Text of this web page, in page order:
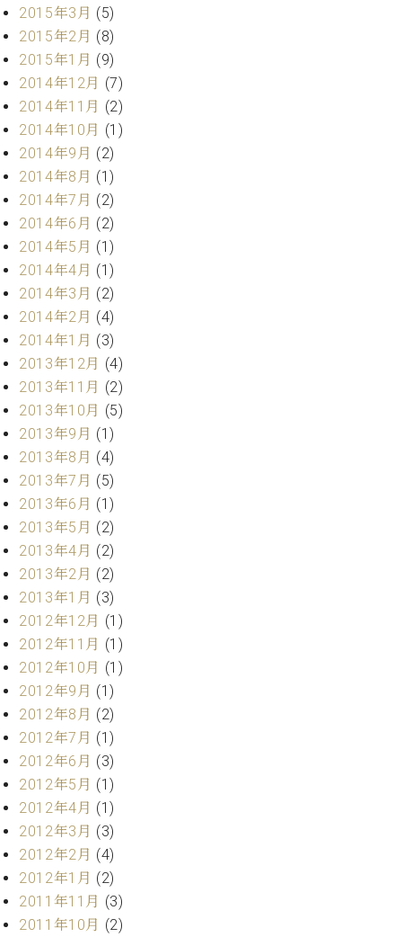
工
房
ロ
グ
ア
ク
セ
お
問
い
合
わ
せ
ア
ー
ィ
ス
ト
カ
ス
タ
マ
ー
サ
ー
ビ
ス
(
調
律
ア
タ
ー
サ
ー
ビ
ス
律)
調
2015年3月 (5)
2015年2月 (8)
2015年1月 (9)
2014年12月 (7)
2014年11月 (2)
2014年10月 (1)
2014年9月 (2)
2014年8月 (1)
2014年7月 (2)
2014年6月 (2)
2014年5月 (1)
2014年4月 (1)
2014年3月 (2)
2014年2月 (4)
2014年1月 (3)
2013年12月 (4)
2013年11月 (2)
2013年10月 (5)
2013年9月 (1)
2013年8月 (4)
2013年7月 (5)
2013年6月 (1)
2013年5月 (2)
2013年4月 (2)
2013年2月 (2)
2013年1月 (3)
2012年12月 (1)
2012年11月 (1)
2012年10月 (1)
2012年9月 (1)
2012年8月 (2)
2012年7月 (1)
2012年6月 (3)
2012年5月 (1)
2012年4月 (1)
2012年3月 (3)
2012年2月 (4)
2012年1月 (2)
2011年11月 (3)
2011年10月 (2)